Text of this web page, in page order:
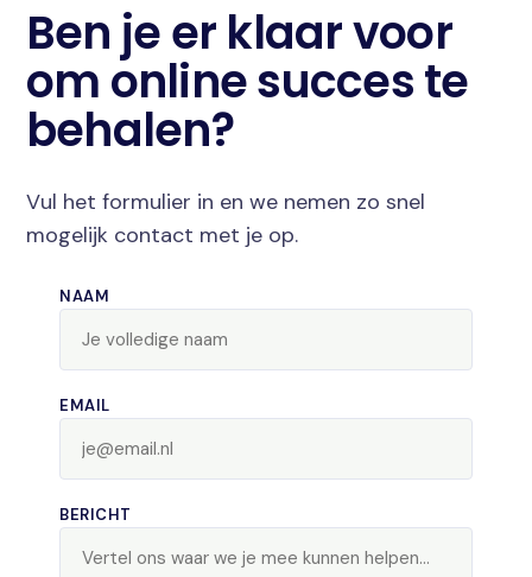
Ben je er klaar voor
om online succes te
behalen?
Vul het formulier in en we nemen zo snel
mogelijk contact met je op.
NAAM
EMAIL
BERICHT